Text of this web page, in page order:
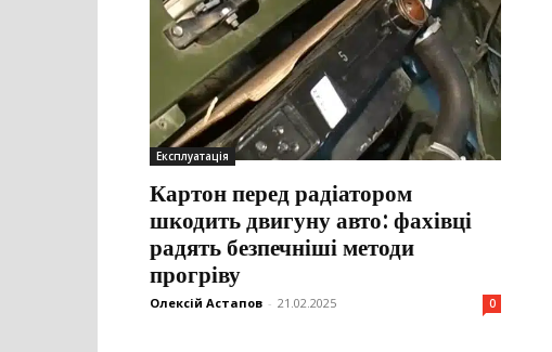
Експлуатація
Картон перед радіатором
шкодить двигуну авто: фахівці
радять безпечніші методи
прогріву
Олексій Астапов - 21.02.2025 0